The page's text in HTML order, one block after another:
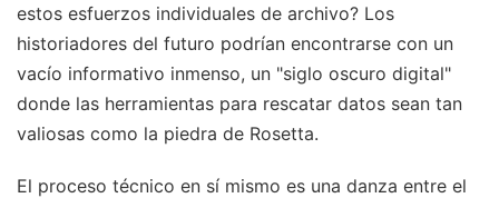
estos esfuerzos individuales de archivo? Los
historiadores del futuro podrían encontrarse con un
vacío informativo inmenso, un "siglo oscuro digital"
donde las herramientas para rescatar datos sean tan
valiosas como la piedra de Rosetta.
El proceso técnico en sí mismo es una danza entre el